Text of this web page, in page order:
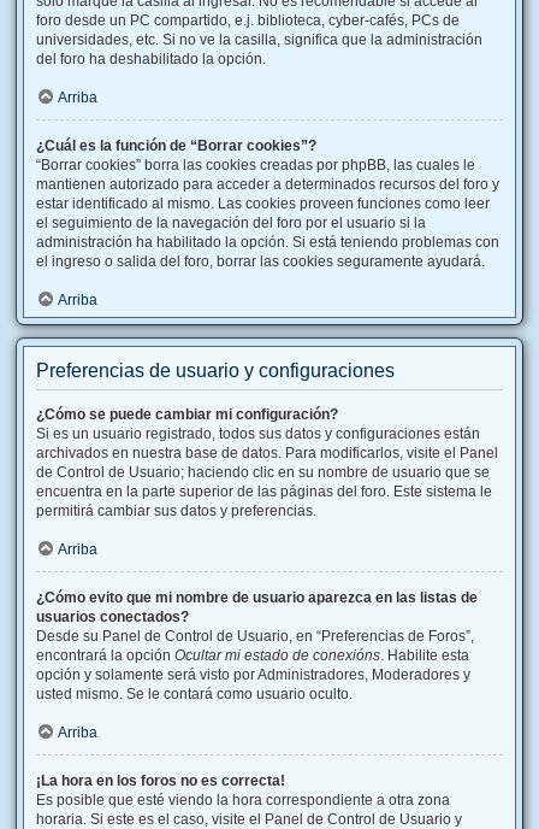
foro desde un PC compartido, e.j. biblioteca, cyber-cafés, PCs de
universidades, etc. Si no ve la casilla, significa que la administración
del foro ha deshabilitado la opción.
Arriba
¿Cuál es la función de “Borrar cookies”?
“Borrar cookies” borra las cookies creadas por phpBB, las cuales le
mantienen autorizado para acceder a determinados recursos del foro y
estar identificado al mismo. Las cookies proveen funciones como leer
el seguimiento de la navegación del foro por el usuario si la
administración ha habilitado la opción. Si está teniendo problemas con
el ingreso o salida del foro, borrar las cookies seguramente ayudará.
Arriba
Preferencias de usuario y configuraciones
¿Cómo se puede cambiar mi configuración?
Si es un usuario registrado, todos sus datos y configuraciones están
archivados en nuestra base de datos. Para modificarlos, visite el Panel
de Control de Usuario; haciendo clic en su nombre de usuario que se
encuentra en la parte superior de las páginas del foro. Este sistema le
permitirá cambiar sus datos y preferencias.
Arriba
¿Cómo evito que mi nombre de usuario aparezca en las listas de
usuarios conectados?
Desde su Panel de Control de Usuario, en “Preferencias de Foros”,
encontrará la opción Ocultar mi estado de conexións. Habilite esta
opción y solamente será visto por Administradores, Moderadores y
usted mismo. Se le contará como usuario oculto.
Arriba
¡La hora en los foros no es correcta!
Es posible que esté viendo la hora correspondiente a otra zona
horaria. Si este es el caso, visite el Panel de Control de Usuario y